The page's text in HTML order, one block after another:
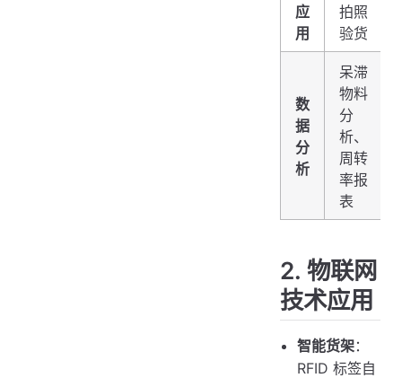
应
用
拍照
验货
数
据
分
析
呆滞
物料
分
析、
周转
率报
表
2. 物联网
技术应用
智能货架：
RFID 标签自